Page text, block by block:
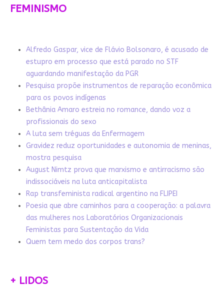
FEMINISMO
Alfredo Gaspar, vice de Flávio Bolsonaro, é acusado de
estupro em processo que está parado no STF
aguardando manifestação da PGR
Pesquisa propõe instrumentos de reparação econômica
para os povos indígenas
Bethânia Amaro estreia no romance, dando voz a
profissionais do sexo
A luta sem tréguas da Enfermagem
Gravidez reduz oportunidades e autonomia de meninas,
mostra pesquisa
August Nimtz prova que marxismo e antirracismo são
indissociáveis na luta anticapitalista
Rap transfeminista radical argentino na FLIPEI
Poesia que abre caminhos para a cooperação: a palavra
das mulheres nos Laboratórios Organizacionais
Feministas para Sustentação da Vida
Quem tem medo dos corpos trans?
+ LIDOS